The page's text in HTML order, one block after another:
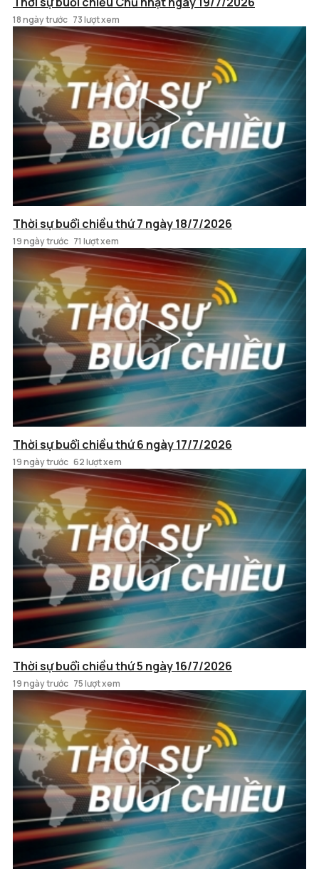
18 ngày trước 73 lượt xem
Thời sự buổi chiều thứ 7 ngày 18/7/2026
19 ngày trước 71 lượt xem
Thời sự buổi chiều thứ 6 ngày 17/7/2026
19 ngày trước 62 lượt xem
Thời sự buổi chiều thứ 5 ngày 16/7/2026
19 ngày trước 75 lượt xem